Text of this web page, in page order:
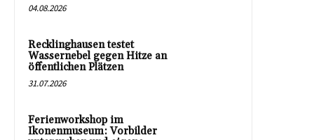
04.08.2026
Recklinghausen testet
Wassernebel gegen Hitze an
öffentlichen Plätzen
31.07.2026
Ferienworkshop im
Ikonenmuseum: Vorbilder